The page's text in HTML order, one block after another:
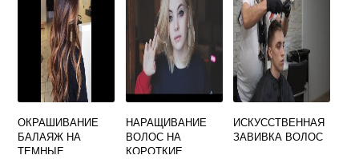
ОКРАШИВАНИЕ
БАЛАЯЖ НА
ТЕМНЫЕ
НАРАЩИВАНИЕ
ВОЛОС НА
КОРОТКИЕ
ИСКУССТВЕННАЯ
ЗАВИВКА ВОЛОС